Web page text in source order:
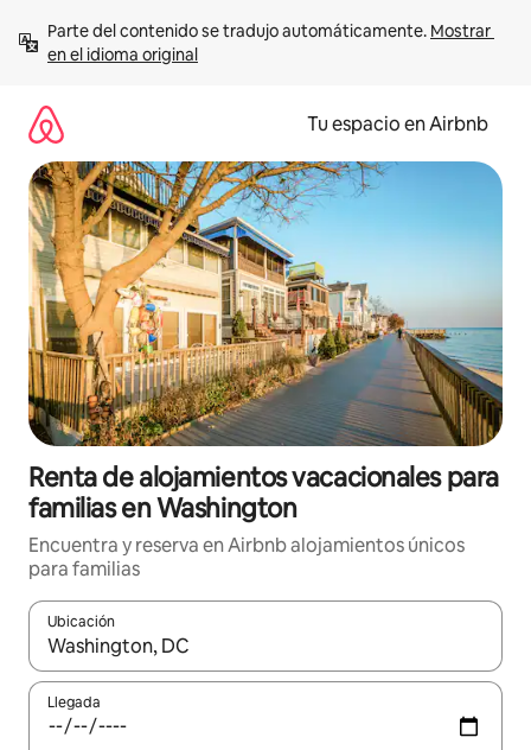
contenido
Parte del contenido se tradujo automáticamente. Mostrar
en el idioma original
Tu espacio en Airbnb
Renta de alojamientos vacacionales para
familias en Washington
Encuentra y reserva en Airbnb alojamientos únicos
para familias
Ubicación
Cuando los resultados estén disponibles, podrás navegar
Llegada